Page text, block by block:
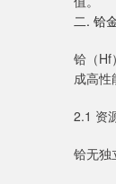
二. 铪
铪（Hf
成高性
2.1 资
铪无独